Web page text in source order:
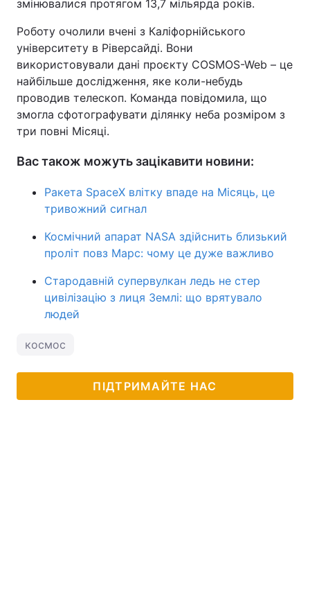
змінювалися протягом 13,7 мільярда років.
Роботу очолили вчені з Каліфорнійського
університету в Ріверсайді. Вони
використовували дані проєкту COSMOS-Web – це
найбільше дослідження, яке коли-небудь
проводив телескоп. Команда повідомила, що
змогла сфотографувати ділянку неба розміром з
три повні Місяці.
Вас також можуть зацікавити новини:
Ракета SpaceX влітку впаде на Місяць, це
тривожний сигнал
Космічний апарат NASA здійснить близький
проліт повз Марс: чому це дуже важливо
Стародавній супервулкан ледь не стер
цивілізацію з лиця Землі: що врятувало
людей
космос
ПІДТРИМАЙТЕ НАС